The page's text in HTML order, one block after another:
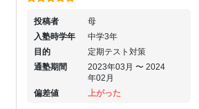
投稿者
母
入塾時学年
中学3年
目的
定期テスト対策
通塾期間
2023年03月 〜 2024
年02月
偏差値
上がった